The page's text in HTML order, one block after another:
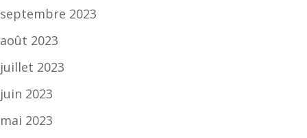
septembre 2023
août 2023
juillet 2023
juin 2023
mai 2023